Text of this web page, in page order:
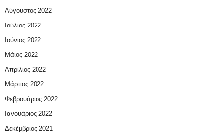
Αύγουστος 2022
Ιούλιος 2022
Ιούνιος 2022
Μάιος 2022
Απρίλιος 2022
Μάρτιος 2022
Φεβρουάριος 2022
Ιανουάριος 2022
Δεκέμβριος 2021